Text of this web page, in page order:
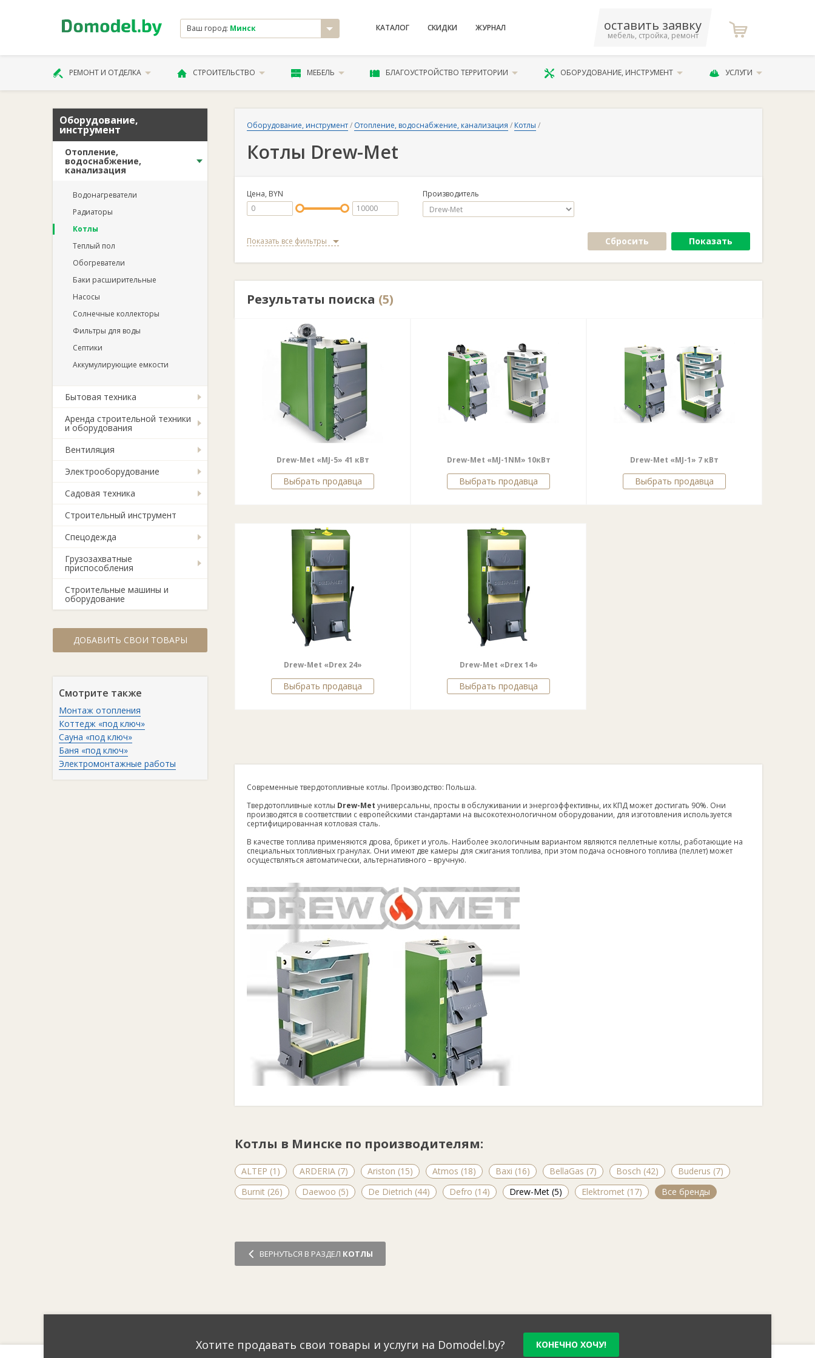
Ваш город: Минск КАТАЛОГ СКИДКИ ЖУРНАЛ оставить заявку
мебель, стройка, ремонт
РЕМОНТ И ОТДЕЛКА СТРОИТЕЛЬСТВО МЕБЕЛЬ БЛАГОУСТРОЙСТВО ТЕРРИТОРИИ ОБОРУДОВАНИЕ, ИНСТРУМЕНТ УСЛУГИ
Оборудование,
инструмент
Отопление,
водоснабжение,
канализация
Водонагреватели
Радиаторы
Котлы
Теплый пол
Обогреватели
Баки расширительные
Насосы
Солнечные коллекторы
Фильтры для воды
Септики
Аккумулирующие емкости
Бытовая техника
Аренда строительной техники
и оборудования
Вентиляция
Электрооборудование
Садовая техника
Строительный инструмент
Спецодежда
Грузозахватные
приспособления
Строительные машины и
оборудование
ДОБАВИТЬ СВОИ ТОВАРЫ
Смотрите также
Монтаж отопления
Коттедж «под ключ»
Сауна «под ключ»
Баня «под ключ»
Электромонтажные работы
Оборудование, инструмент/ Отопление, водоснабжение, канализация / Котлы /
Котлы Drew-Met
Цена, BYN Производитель
Показать все фильтры Сбросить Показать
Результаты поиска (5)
Drew-Met «MJ-5» 41 кВт
Выбрать продавца
Drew-Met «MJ-1NM» 10кВт
Выбрать продавца
Drew-Met «MJ-1» 7 кВт
Выбрать продавца
Drew-Met «Drex 24»
Выбрать продавца
Drew-Met «Drex 14»
Выбрать продавца
Современные твердотопливные котлы. Производство: Польша.
Твердотопливные котлы Drew-Met универсальны, просты в обслуживании и энергоэффективны, их КПД может достигать 90%. Они
производятся в соответствии с европейскими стандартами на высокотехнологичном оборудовании, для изготовления используется
сертифицированная котловая сталь.
В качестве топлива применяются дрова, брикет и уголь. Наиболее экологичным вариантом являются пеллетные котлы, работающие на
специальных топливных гранулах. Они имеют две камеры для сжигания топлива, при этом подача основного топлива (пеллет) может
осуществляться автоматически, альтернативного – вручную.
Котлы в Минске по производителям:
ALTEP (1) ARDERIA (7) Ariston (15) Atmos (18) Baxi (16) BellaGas (7) Bosch (42)
Buderus (7)
Burnit (26)
Daewoo (5) De Dietrich (44) Defro (14) Drew-Met (5) Elektromet (17) Все бренды
ВЕРНУТЬСЯ В РАЗДЕЛ КОТЛЫ
Хотите продавать свои товары и услуги на Domodel.by? КОНЕЧНО ХОЧУ!